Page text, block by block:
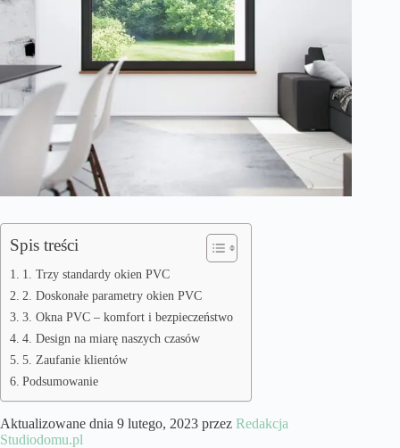
Spis treści
1. Trzy standardy okien PVC
2. Doskonałe parametry okien PVC
3. Okna PVC – komfort i bezpieczeństwo
4. Design na miarę naszych czasów
5. Zaufanie klientów
Podsumowanie
Aktualizowane dnia 9 lutego, 2023 przez Redakcja
Studiodomu.pl